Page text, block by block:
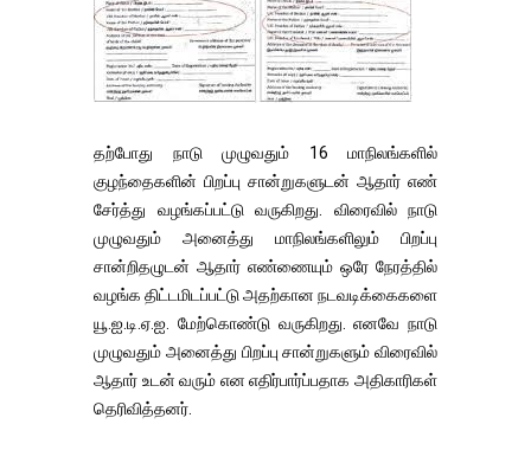
தற்போது நாடு முழுவதும் 16 மாநிலங்களில்
குழந்தைகளின் பிறப்பு சான்றுகளுடன் ஆதார் எண்
சேர்த்து வழங்கப்பட்டு வருகிறது. விரைவில் நாடு
முழுவதும் அனைத்து மாநிலங்களிலும் பிறப்பு
சான்றிதழுடன் ஆதார் எண்ணையும் ஒரே நேரத்தில்
வழங்க திட்டமிடப்பட்டு அதற்கான நடவடிக்கைகளை
யூ.ஐ.டி.ஏ.ஐ. மேற்கொண்டு வருகிறது. எனவே நாடு
முழுவதும் அனைத்து பிறப்பு சான்றுகளும் விரைவில்
ஆதார் உடன் வரும் என எதிர்பார்ப்பதாக அதிகாரிகள்
தெரிவித்தனர்.